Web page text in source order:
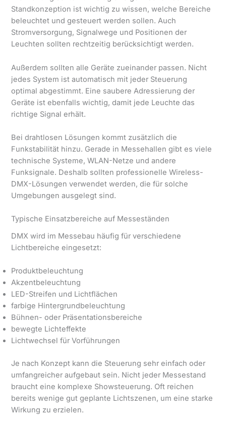
Standkonzeption ist wichtig zu wissen, welche Bereiche
beleuchtet und gesteuert werden sollen. Auch
Stromversorgung, Signalwege und Positionen der
Leuchten sollten rechtzeitig berücksichtigt werden.
Außerdem sollten alle Geräte zueinander passen. Nicht
jedes System ist automatisch mit jeder Steuerung
optimal abgestimmt. Eine saubere Adressierung der
Geräte ist ebenfalls wichtig, damit jede Leuchte das
richtige Signal erhält.
Bei drahtlosen Lösungen kommt zusätzlich die
Funkstabilität hinzu. Gerade in Messehallen gibt es viele
technische Systeme, WLAN-Netze und andere
Funksignale. Deshalb sollten professionelle Wireless-
DMX-Lösungen verwendet werden, die für solche
Umgebungen ausgelegt sind.
Typische Einsatzbereiche auf Messeständen
DMX wird im Messebau häufig für verschiedene
Lichtbereiche eingesetzt:
Produktbeleuchtung
Akzentbeleuchtung
LED-Streifen und Lichtflächen
farbige Hintergrundbeleuchtung
Bühnen- oder Präsentationsbereiche
bewegte Lichteffekte
Lichtwechsel für Vorführungen
Je nach Konzept kann die Steuerung sehr einfach oder
umfangreicher aufgebaut sein. Nicht jeder Messestand
braucht eine komplexe Showsteuerung. Oft reichen
bereits wenige gut geplante Lichtszenen, um eine starke
Wirkung zu erzielen.